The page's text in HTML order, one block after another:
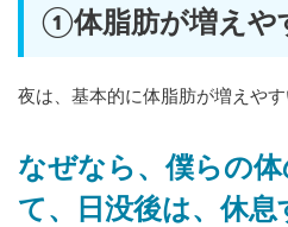
①体脂肪が増えや
夜は、基本的に体脂肪が増えやす
なぜなら、僕らの
て、日没後は、休息